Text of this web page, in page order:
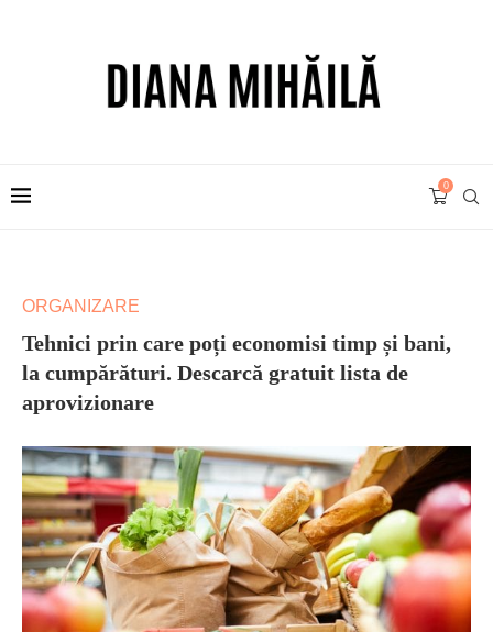
0
ORGANIZARE
Tehnici prin care poți economisi timp și bani,
la cumpărături. Descarcă gratuit lista de
aprovizionare